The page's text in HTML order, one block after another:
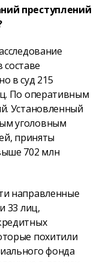
преступлений
составе
в суд 215
По оперативным
Установленный
уголовным
приняты
702 млн
направленные
33 лиц,
похитили
фонда